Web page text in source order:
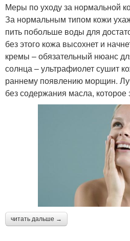
Меры по уходу за нормальной
За нормальным типом кожи
пить побольше воды для
без этого кожа высохнет и
кремы – обязательный нюанс
солнца – ультрафиолет сушит
раннему появлению морщин.
без содержания масла, которое
читать дальше →